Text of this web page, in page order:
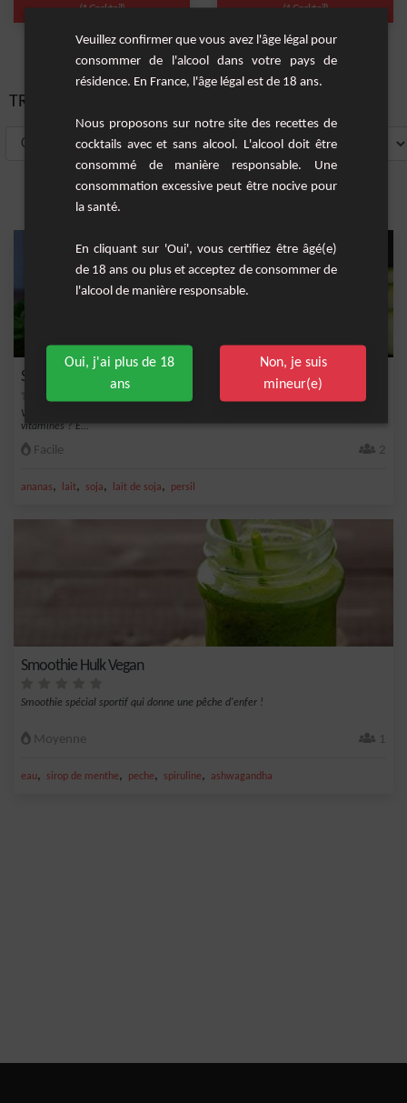
(1 Cocktail) (1 Cocktail)
TRIER PAR:
Smoothie ananas-persil
Vous cherchez une boisson rafraîchissante et saine pour faire le plein de
vitamines ? E...
Facile 2
ananas, lait, soja, lait de soja, persil
Smoothie Hulk Vegan
Smoothie spécial sportif qui donne une pêche d'enfer !
Moyenne 1
eau, sirop de menthe, peche, spiruline, ashwagandha
Veuillez confirmer que vous avez l'âge légal pour
consommer de l'alcool dans votre pays de
résidence. En France, l'âge légal est de 18 ans.
Nous proposons sur notre site des recettes de
cocktails avec et sans alcool. L'alcool doit être
consommé de manière responsable. Une
consommation excessive peut être nocive pour
la santé.
En cliquant sur 'Oui', vous certifiez être âgé(e)
de 18 ans ou plus et acceptez de consommer de
l'alcool de manière responsable.
Oui, j'ai plus de 18
ans
Non, je suis
mineur(e)